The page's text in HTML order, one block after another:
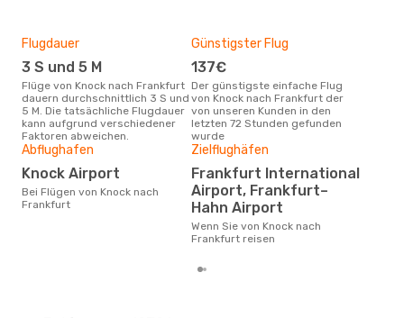
Flugdauer
3 S und 5 M
Flüge von Knock nach Frankfurt
dauern durchschnittlich 3 S und
5 M. Die tatsächliche Flugdauer
kann aufgrund verschiedener
Faktoren abweichen.
Günstigster Flug
137€
Der günstigste einfache Flug
von Knock nach Frankfurt der
von unseren Kunden in den
letzten 72 Stunden gefunden
wurde
Abflughafen
Knock Airport
Bei Flügen von Knock nach
Frankfurt
Zielflughäfen
Frankfurt International
Airport, Frankfurt–
Hahn Airport
Wenn Sie von Knock nach
Frankfurt reisen